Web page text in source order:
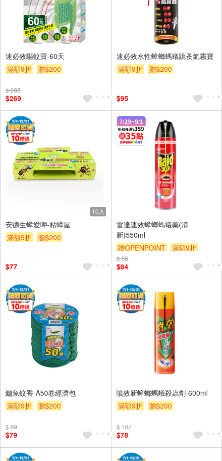
速必效驅蚊寶-60天
滿額9折
贈$200
$ 285
$269
速必效水性蟑螂螞蟻跳蚤氣霧寶
滿額9折
贈$200
$95
10入
安德生蟑愛呷-粘蟑屋
滿額9折
贈$200
$77
雷達速效蟑螂螞蟻藥(清
新)550ml
贈OPENPOINT
滿額9折
贈$200
$ 86
$84
鱷魚蚊香-A50卷經濟包
滿額9折
贈$200
$ 89
$79
噴效新蟑螂螞蟻殺蟲劑-600ml
滿額9折
贈$200
$ 107
$78